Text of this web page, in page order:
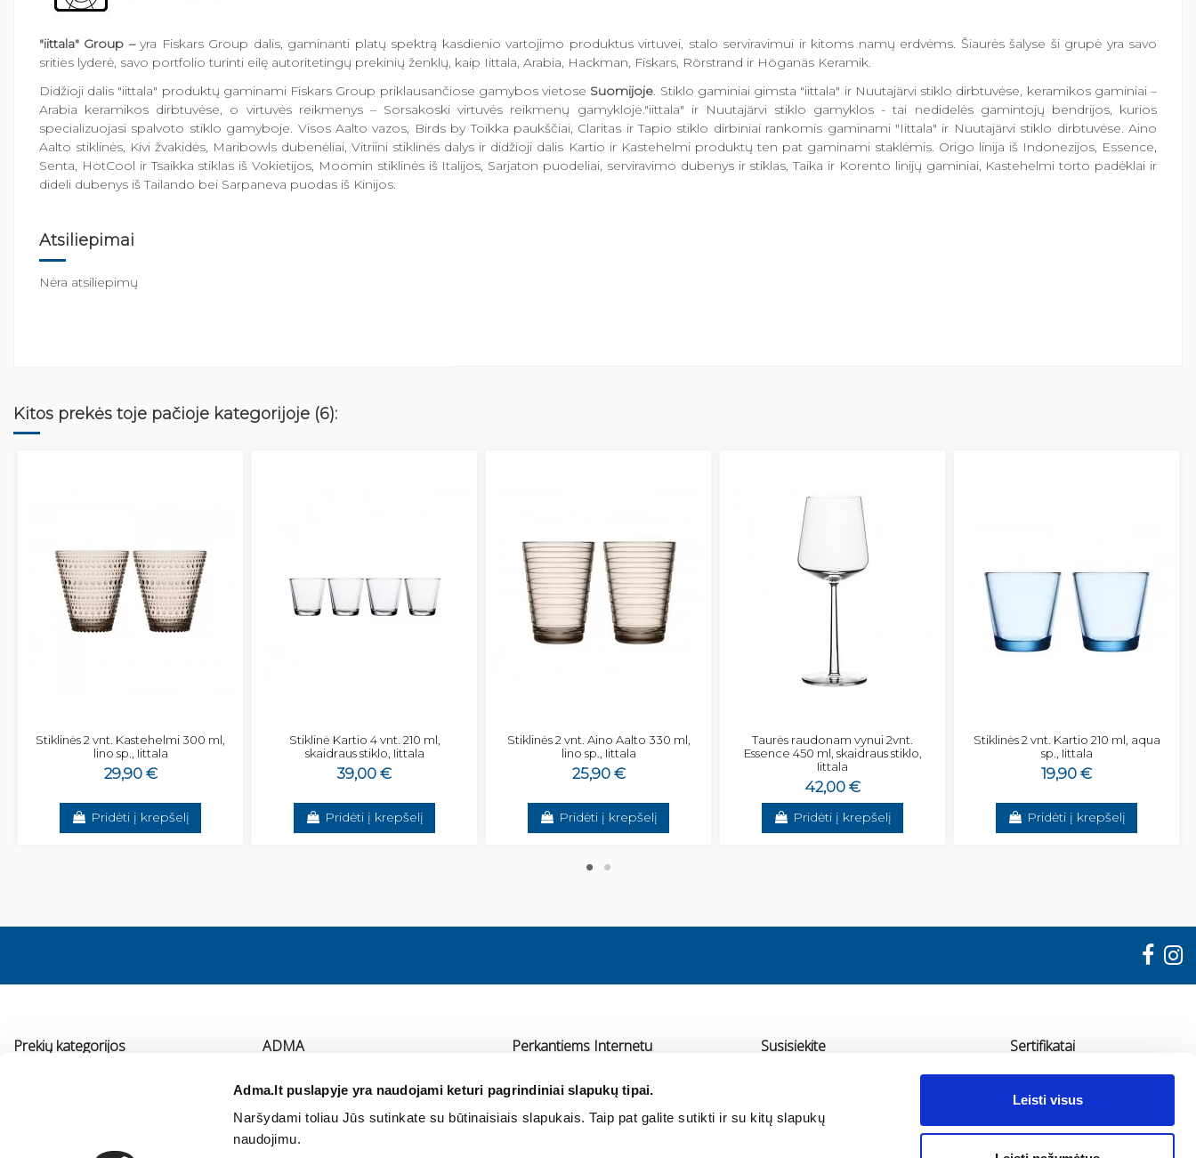
Adma.lt puslapyje yra naudojami keturi pagrindiniai slapukų tipai.
Naršydami toliau Jūs sutinkate su būtinaisiais slapukais. Taip pat galite sutikti ir su kitų slapukų
naudojimu.
Leisti visus
"iittala" Group –yra Fiskars Group dalis, gaminanti platų spektrą kasdienio vartojimo produktus virtuvei, stalo serviravimui ir kitoms namų erdvėms. Šiaurės šalyse ši grupė yra savo
srities lyderė, savo portfolio turinti eilę autoritetingų prekinių ženklų, kaip Iittala, Arabia, Hackman, Fiskars, Rörstrand ir Höganäs Keramik.
Didžioji dalis "iittala" produktų gaminami Fiskars Group priklausančiose gamybos vietose Suomijoje. Stiklo gaminiai gimsta "iittala" ir Nuutajärvi stiklo dirbtuvėse, keramikos gaminiai –
Arabia keramikos dirbtuvėse, o virtuvės reikmenys – Sorsakoski virtuvės reikmenų gamykloje."iittala" ir Nuutajärvi stiklo gamyklos - tai nedidelės gamintojų bendrijos, kurios
specializuojasi spalvoto stiklo gamyboje. Visos Aalto vazos, Birds by Toikka paukščiai, Claritas ir Tapio stiklo dirbiniai rankomis gaminami "Iittala" ir Nuutajärvi stiklo dirbtuvėse. Aino
Aalto stiklinės, Kivi žvakidės, Maribowls dubenėliai, Vitriini stiklinės dalys ir didžioji dalis Kartio ir Kastehelmi produktų ten pat gaminami staklėmis. Origo linija iš Indonezijos, Essence,
Senta, HotCool ir Tsaikka stiklas iš Vokietijos, Moomin stiklinės iš Italijos, Sarjaton puodeliai, serviravimo dubenys ir stiklas, Taika ir Korento linijų gaminiai, Kastehelmi torto padėklai ir
dideli dubenys iš Tailando bei Sarpaneva puodas iš Kinijos.
Atsiliepimai
Nėra atsiliepimų
Kitos prekės toje pačioje kategorijoje (6):
Stiklinės 2 vnt. Kastehelmi 300 ml,
lino sp., Iittala
29,90 €
Pridėti į krepšelį
Stiklinė Kartio 4 vnt. 210 ml,
skaidraus stiklo, Iittala
39,00 €
Pridėti į krepšelį
Stiklinės 2 vnt. Aino Aalto 330 ml,
lino sp., Iittala
25,90 €
Pridėti į krepšelį
Taurės raudonam vynui 2vnt.
Essence 450 ml, skaidraus stiklo,
Iittala
42,00 €
Pridėti į krepšelį
Stiklinės 2 vnt. Kartio 210 ml, aqua
sp., Iittala
19,90 €
Pridėti į krepšelį
Prekių kategorijos
Oro kondicionavimas ir vėdinimas
ADMA
Apie mus
Immergas serviso partneriai
Perkantiems Internetu
Pristatymas
Susisiekite
Raudondvario pl. 78, Kaunas
Sertifikatai